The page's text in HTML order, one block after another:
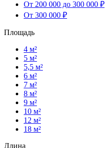
От 200 000 до 300 000 ₽
От 300 000 ₽
Площадь
4 м²
5 м²
5,5 м²
6 м²
7 м²
8 м²
9 м²
10 м²
12 м²
18 м²
Длина